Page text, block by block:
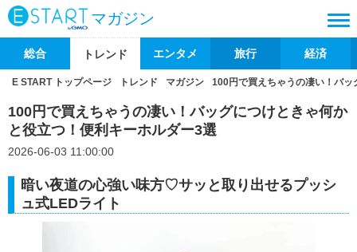
マガジン
総合 トレンド エンタメ 旅行 経済
E START トップページ トレンド マガジン 100円で買えちゃうの凄い！バ
100円で買えちゃうの凄い！バッグにつけときゃ何か
と役立つ！便利キーホルダー3選
2026-06-03 11:00:00
暗い夜道の心強い味方♡サッと取り出せるプッシ
ュ式LEDライト